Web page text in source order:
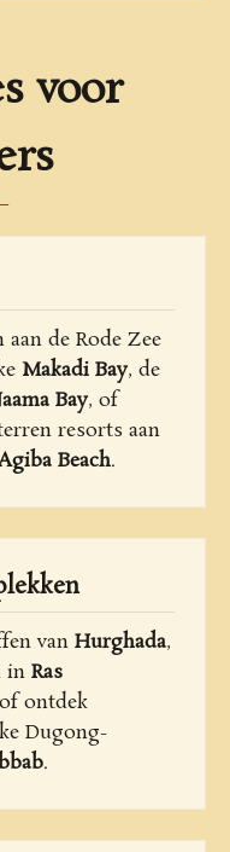
voor
de Rode Zee
Makadi Bay, de
Bay, of
resorts aan
Beach.
van Hurghada,
in Ras
ontdek
Dugong-
.